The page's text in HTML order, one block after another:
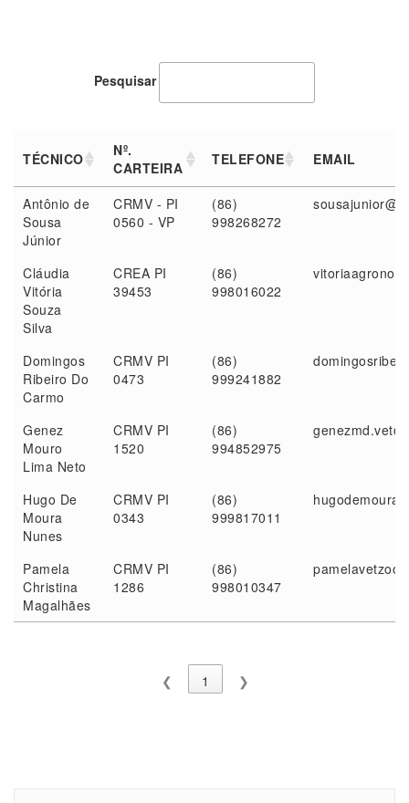
Pesquisar
TÉCNICO
Nº.
CARTEIRA
TELEFONE EMAIL
TÉCNICO
Nº.
CARTEIRA
TELEFONE EMAIL
Antônio de
Sousa
Júnior
CRMV - PI
0560 - VP
(86)
998268272
Cláudia
Vitória
Souza
Silva
CREA PI
39453
(86)
998016022
Domingos
Ribeiro Do
Carmo
CRMV PI
0473
(86)
999241882
Genez
Mouro
Lima Neto
CRMV PI
1520
(86)
994852975
Hugo De
Moura
Nunes
CRMV PI
0343
(86)
999817011
Pamela
Christina
Magalhães
CRMV PI
1286
(86)
998010347
❮ 1 ❯